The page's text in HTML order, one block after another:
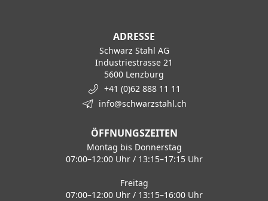
ADRESSE
Schwarz Stahl AG
Industriestrasse 21
5600 Lenzburg
+41 (0)62 888 11 11
info@schwarzstahl.ch
ÖFFNUNGSZEITEN
Montag bis Donnerstag
07:00–12:00 Uhr / 13:15–17:15 Uhr
Freitag
07:00–12:00 Uhr / 13:15–16:00 Uhr